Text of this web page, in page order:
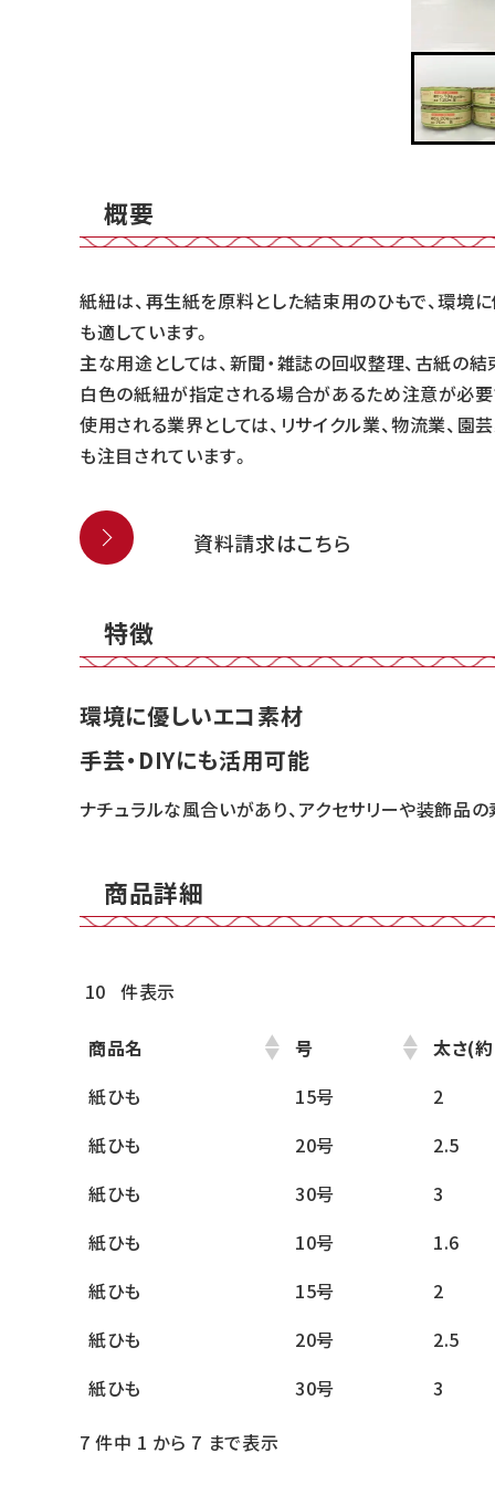
概要
紙紐は、再生紙を原料とした結束用のひもで、環境
も適しています。
主な用途としては、新聞・雑誌の回収整理、古紙の
白色の紙紐が指定される場合があるため注意が必要
使用される業界としては、リサイクル業、物流業、
も注目されています。
資料請求はこちら
特徴
環境に優しいエコ素材
手芸・DIYにも活用可能
ナチュラルな風合いがあり、アクセサリーや装飾品
商品詳細
件表示
商品名 号
太さ(
紙ひも
15号
2
紙ひも
20号
2.5
紙ひも
30号
3
紙ひも
10号
1.6
紙ひも
15号
2
紙ひも
20号
2.5
紙ひも
30号 3
7 件中 1 から 7 まで表示